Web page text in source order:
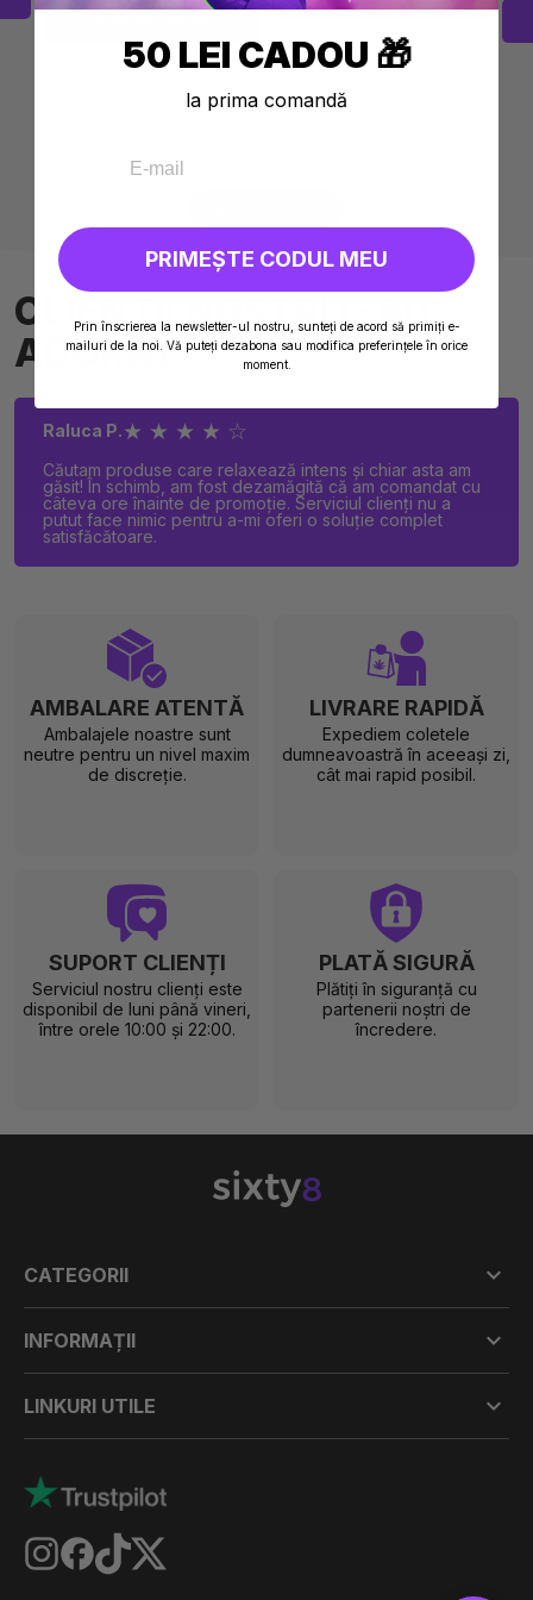
CLIENȚII NOȘTRI L-AU
ADORAT?
Raluca P.★ ★ ★ ★ ☆
Căutam produse care relaxează intens și chiar asta am
găsit! În schimb, am fost dezamăgită că am comandat cu
câteva ore înainte de promoție. Serviciul clienți nu a
putut face nimic pentru a-mi oferi o soluție complet
satisfăcătoare.
AMBALARE ATENTĂ
Ambalajele noastre sunt
neutre pentru un nivel maxim
de discreție.
LIVRARE RAPIDĂ
Expediem coletele
dumneavoastră în aceeași zi,
cât mai rapid posibil.
SUPORT CLIENȚI
Serviciul nostru clienți este
disponibil de luni până vineri,
între orele 10:00 și 22:00.
PLATĂ SIGURĂ
Plătiți în siguranță cu
partenerii noștri de
încredere.
CATEGORII 
INFORMAȚII 
LINKURI UTILE 
50 LEI CADOU 🎁
la prima comandă
PRIMEȘTE CODUL MEU
Prin înscrierea la newsletter-ul nostru, sunteți de acord să primiți e-
mailuri de la noi. Vă puteți dezabona sau modifica preferințele în orice
moment.